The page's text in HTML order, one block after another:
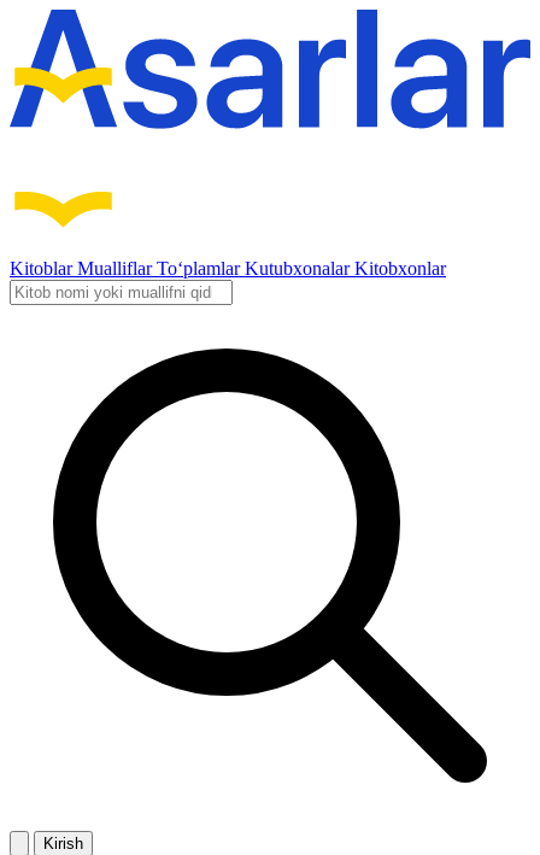
KitoblarMualliflarTo‘plamlarKutubxonalarKitobxonlar
Kirish